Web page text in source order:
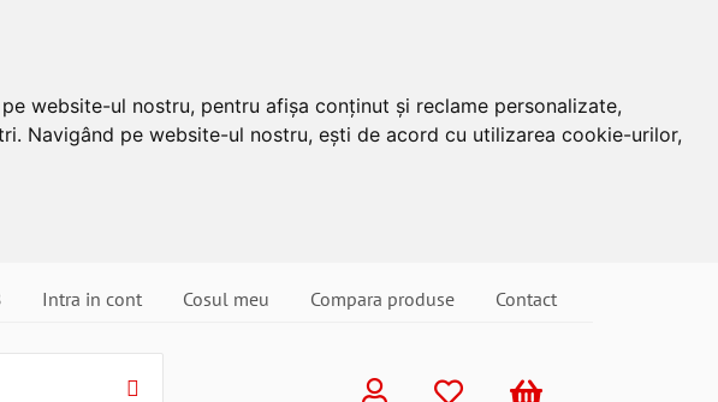
website-ul nostru, pentru afișa conținut și reclame personalizate,
Navigând pe website-ul nostru, ești de acord cu utilizarea cookie-urilor,
Intra in cont Cosul meu Compara produse Contact